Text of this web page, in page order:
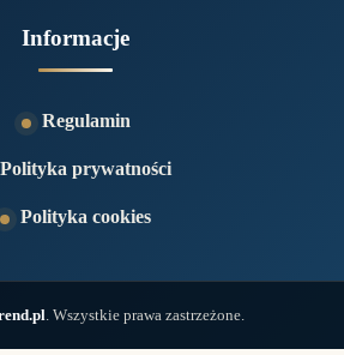
Informacje
Regulamin
Polityka prywatności
Polityka cookies
. Wszystkie prawa zastrzeżone.